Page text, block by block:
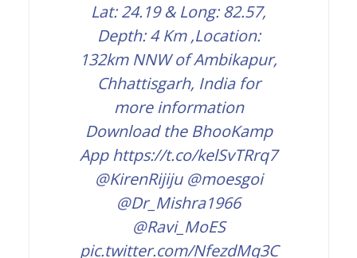
Lat: 24.19 & Long: 82.57,
Depth: 4 Km ,Location:
132km NNW of Ambikapur,
Chhattisgarh, India for
more information
Download the BhooKamp
Apphttps://t.co/kelSvTRrq7
@KirenRijiju @moesgoi
@Dr_Mishra1966
@Ravi_MoES
pic.twitter.com/NfezdMq3C